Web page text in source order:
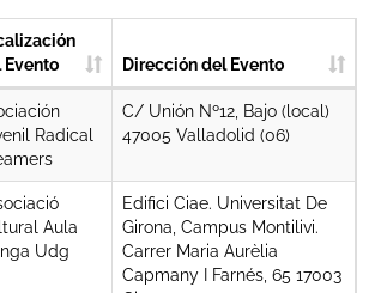
Evento
Dirección del Evento
Radical
C/ Unión Nº12, Bajo (local)
47005 Valladolid (06)
Aula
Udg
Edifici Ciae. Universitat De
Girona, Campus Montilivi.
Carrer Maria Aurèlia
Capmany I Farnés, 65 17003